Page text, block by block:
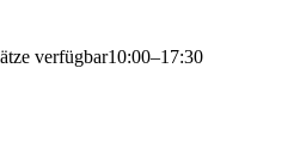
verfügbar10:00–17:30